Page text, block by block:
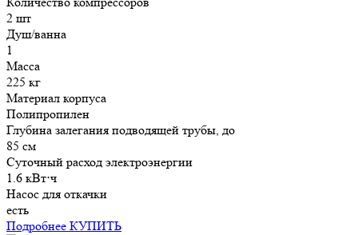
2 шт
Душ/ванна
1
Масса
225 кг
Материал корпуса
Полипропилен
Глубина залегания подводящей трубы, до
85 см
Суточный расход электроэнергии
1.6 кВт⋅ч
Насос для откачки
есть
Подробнее КУПИТЬ